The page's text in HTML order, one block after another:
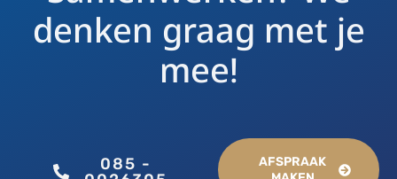
denken graag met je
mee!
085 -
AFSPRAAK